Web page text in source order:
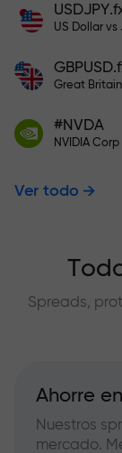
#NVDA
Ver todo
Spreads,
Ahorre
Nuestros
mercado.